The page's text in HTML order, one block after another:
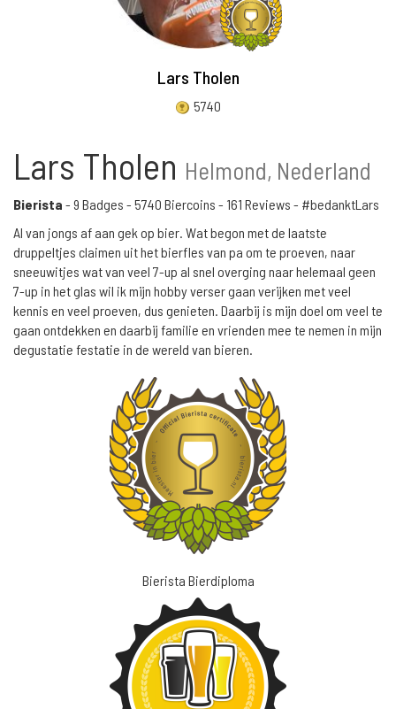
Lars Tholen
5740
Lars Tholen Helmond, Nederland
Bierista - 9 Badges - 5740 Biercoins - 161 Reviews - #bedanktLars
Al van jongs af aan gek op bier. Wat begon met de laatste
druppeltjes claimen uit het bierfles van pa om te proeven, naar
sneeuwitjes wat van veel 7-up al snel overging naar helemaal geen
7-up in het glas wil ik mijn hobby verser gaan verijken met veel
kennis en veel proeven, dus genieten. Daarbij is mijn doel om veel te
gaan ontdekken en daarbij familie en vrienden mee te nemen in mijn
degustatie festatie in de wereld van bieren.
Bierista Bierdiploma